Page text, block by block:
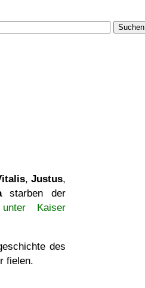
Suchen
, Justus,
starben der
unter Kaiser
des
fielen.